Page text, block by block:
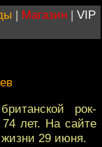
| Магазин | VIP
рок-
лет. На сайте
29 июня.